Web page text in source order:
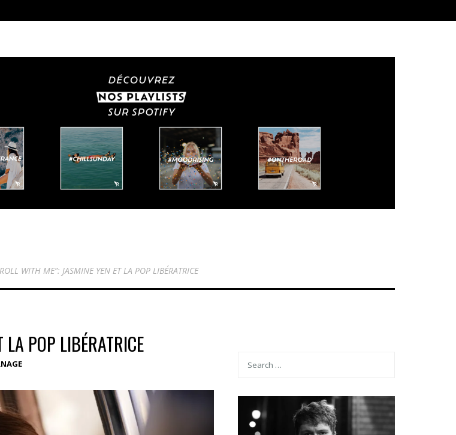
WITH ME”: JASMINE YEN ET LA POP LIBÉRATRICE
POP LIBÉRATRICE